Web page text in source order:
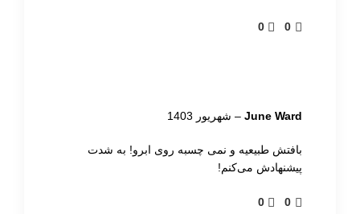
0
0
June Ward
– شهریور 1403
بافتش طبیعیه و نمی چسبه روی ابرو! به شدت
پیشنهادش می‌کنم!
0
0